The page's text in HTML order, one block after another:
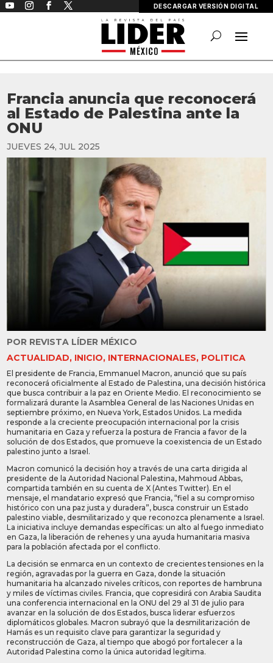
DESCARGAR VERSIÓN DIGITAL
Francia anuncia que reconocerá
al Estado de Palestina ante la
ONU
JUEVES 24, JUL 2025
POR REVISTA LÍDER MÉXICO
ACTUALIDAD, INICIO, INTERNACIONALES, POLITICA
El presidente de Francia, Emmanuel Macron, anunció que su país
reconocerá oficialmente al Estado de Palestina, una decisión histórica
que busca contribuir a la paz en Oriente Medio. El reconocimiento se
formalizará durante la Asamblea General de las Naciones Unidas en
septiembre próximo, en Nueva York, Estados Unidos. La medida
responde a la creciente preocupación internacional por la crisis
humanitaria en Gaza y refuerza la postura de Francia a favor de la
solución de dos Estados, que promueve la coexistencia de un Estado
palestino junto a Israel.
Macron comunicó la decisión hoy a través de una carta dirigida al
presidente de la Autoridad Nacional Palestina, Mahmoud Abbas,
compartida también en su cuenta de X (Antes Twitter). En el
mensaje, el mandatario expresó que Francia, “fiel a su compromiso
histórico con una paz justa y duradera”, busca construir un Estado
palestino viable, desmilitarizado y que reconozca plenamente a Israel.
La iniciativa incluye demandas específicas: un alto al fuego inmediato
en Gaza, la liberación de rehenes y una ayuda humanitaria masiva
para la población afectada por el conflicto.
La decisión se enmarca en un contexto de crecientes tensiones en la
región, agravadas por la guerra en Gaza, donde la situación
humanitaria ha alcanzado niveles críticos, con reportes de hambruna
y miles de víctimas civiles. Francia, que copresidirá con Arabia Saudita
una conferencia internacional en la ONU del 29 al 31 de julio para
avanzar en la solución de dos Estados, busca liderar esfuerzos
diplomáticos globales. Macron subrayó que la desmilitarización de
Hamás es un requisito clave para garantizar la seguridad y
reconstrucción de Gaza, al tiempo que abogó por fortalecer a la
Autoridad Palestina como la única autoridad legítima.